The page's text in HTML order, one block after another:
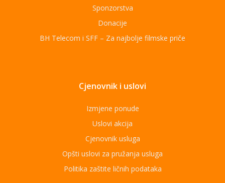
Sponzorstva
Donacije
BH Telecom i SFF – Za najbolje filmske priče
Cjenovnik i uslovi
Izmjene ponude
Uslovi akcija
Cjenovnik usluga
Opšti uslovi za pružanja usluga
Politika zaštite ličnih podataka